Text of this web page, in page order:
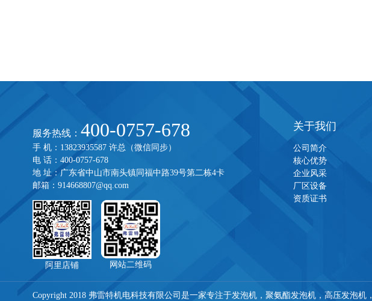
服务热线： 400-0757-678
手 机：13823935587 许总（微信同步）
电 话：400-0757-678
地 址：广东省中山市南头镇同福中路39号第二栋4卡
邮箱：914668807@qq.com
阿里店铺 网站二维码
关于我们
公司简介
核心优势
企业风采
厂区设备
资质证书
Copyright 2018 弗雷特机电科技有限公司是一家专注于发泡机， 聚氨酯发泡机， 高压发泡机，